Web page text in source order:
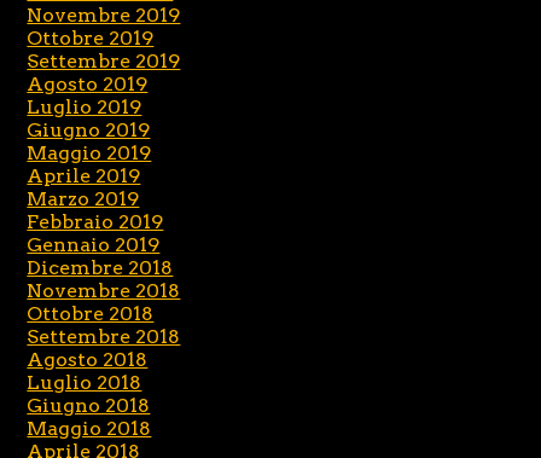
Novembre 2019
Ottobre 2019
Settembre 2019
Agosto 2019
Luglio 2019
Giugno 2019
Maggio 2019
Aprile 2019
Marzo 2019
Febbraio 2019
Gennaio 2019
Dicembre 2018
Novembre 2018
Ottobre 2018
Settembre 2018
Agosto 2018
Luglio 2018
Giugno 2018
Maggio 2018
Aprile 2018